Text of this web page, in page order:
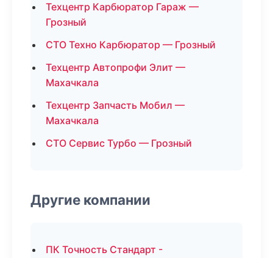
Техцентр Карбюратор Гараж —
Грозный
СТО Техно Карбюратор — Грозный
Техцентр Автопрофи Элит —
Махачкала
Техцентр Запчасть Мобил —
Махачкала
СТО Сервис Турбо — Грозный
Другие компании
ПК Точность Стандарт -